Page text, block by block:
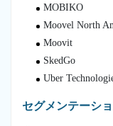
MOBIKO
Moovel North
Moovit
SkedGo
Uber
セグメンテーシ